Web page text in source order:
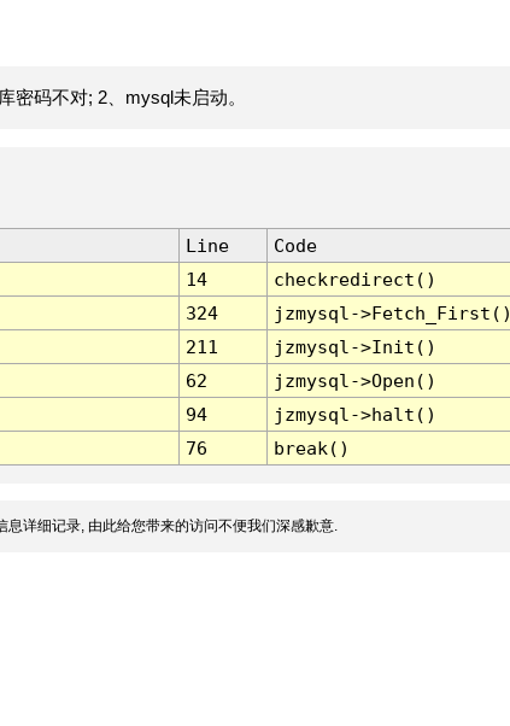
密码不对; 2、mysql未启动。
Line
Code
14
checkredirect()
324
jzmysql-
211
jzmysql->Init()
62
jzmysql->Open()
94
jzmysql->halt()
76 break()
息详细记录, 由此给您带来的访问不便我们深感歉意.